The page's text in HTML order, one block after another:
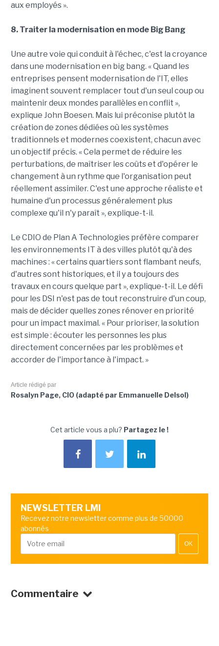
aux employés ».
8. Traiter la modernisation en mode Big Bang
Une autre voie qui conduit à l'échec, c'est la croyance
dans une modernisation en big bang. « Quand les
entreprises pensent modernisation de l'IT, elles
imaginent souvent remplacer tout d'un seul coup ou
maintenir deux mondes parallèles en conflit »,
explique John Boesen. Mais lui préconise plutôt la
création de zones dédiées où les systèmes
traditionnels et modernes coexistent, chacun avec
un objectif précis. « Cela permet de réduire les
perturbations, de maîtriser les coûts et d'opérer le
changement à un rythme que l'organisation peut
réellement assimiler. C'est une approche réaliste et
humaine d'un processus généralement plus
complexe qu'il n'y paraît », explique-t-il.
Le CDIO de Plan A Technologies préfère comparer
les environnements IT à des villes plutôt qu'à des
machines : « certains quartiers sont flambant neufs,
d'autres sont historiques, et il y a toujours des
travaux en cours quelque part », explique-t-il. Le défi
pour les DSI n'est pas de tout reconstruire d'un coup,
mais de décider quelles zones rénover en priorité
pour un impact maximal. « Pour prioriser, la solution
est simple : écouter les personnes les plus
directement concernées par les problèmes et
accorder de l'importance à l'impact. »
Article rédigé par
Rosalyn Page, CIO (adapté par Emmanuelle Delsol)
Cet article vous a plu? Partagez le !
NEWSLETTER LMI
Recevez notre newsletter comme plus de 50000
abonnés
OK
Commentaire